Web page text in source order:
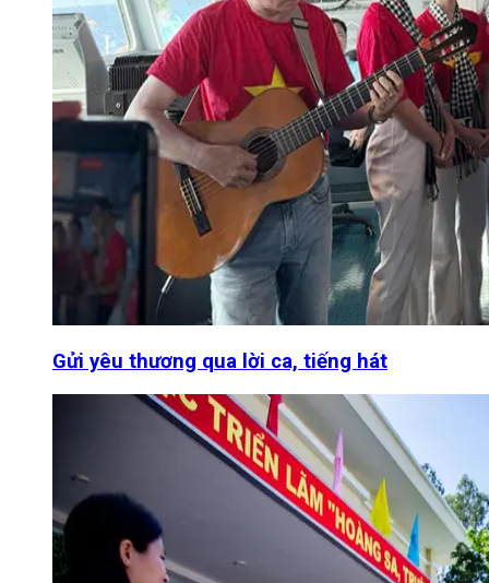
Gửi yêu thương qua lời ca, tiếng hát